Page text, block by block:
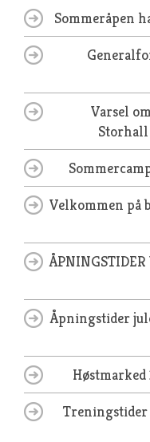
Sommeråpen
Varsel
Velkommen på
Åpningstider
Høstmarked